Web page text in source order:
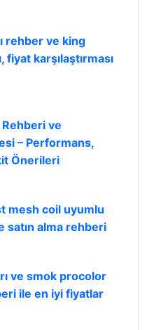
rehber ve king
karşılaştırması
Rehberi ve
– Performans,
Önerileri
mesh coil uyumlu
satın alma rehberi
ve smok procolor
ile en iyi fiyatlar